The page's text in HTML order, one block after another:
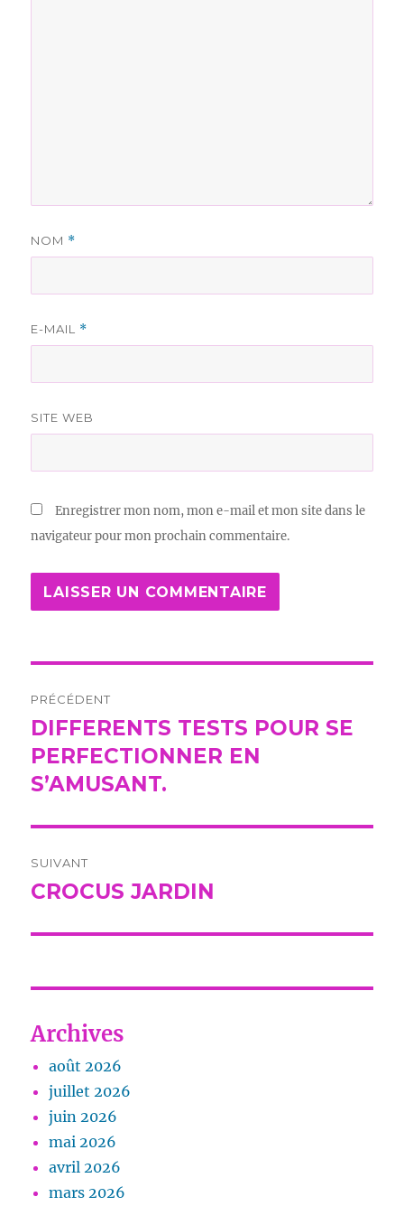
NOM *
E-MAIL *
SITE WEB
Enregistrer mon nom, mon e-mail et mon site dans le
navigateur pour mon prochain commentaire.
de
l’article
PRÉCÉDENT
Publication
précédente :
DIFFERENTS TESTS POUR SE
PERFECTIONNER EN
S’AMUSANT.
SUIVANT
Publication
CROCUS JARDIN
Archives
août 2026
juillet 2026
juin 2026
mai 2026
avril 2026
mars 2026